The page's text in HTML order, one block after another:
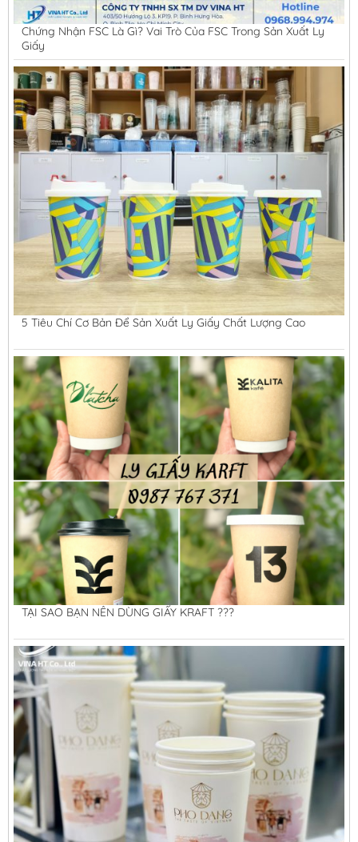
Chứng Nhận FSC Là Gì? Vai Trò Của FSC Trong Sản Xuất Ly
Giấy
5 Tiêu Chí Cơ Bản Để Sản Xuất Ly Giấy Chất Lượng Cao
TẠI SAO BẠN NÊN DÙNG GIẤY KRAFT ???